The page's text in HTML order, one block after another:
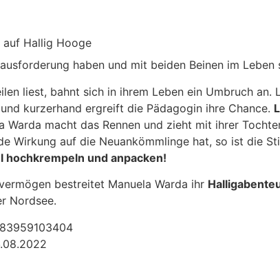
auf Hallig Hooge
haben und mit beiden Beinen im
liest, bahnt sich in ihrem Leben ein Umbruch
kurzerhand ergreift die Pädagogin ihre Chance.
Warda macht das Rennen und zieht mit ihrer
Wirkung auf die Neuankömmlinge hat, so ist die
hochkrempeln und anpacken!
bestreitet Manuela Warda ihr
Nordsee.